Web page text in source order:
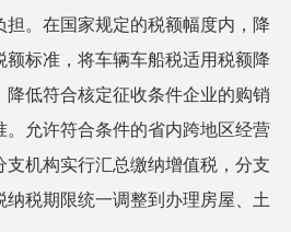
。在国家规定的税额幅度内，降
额标准，将车辆车船税适用税额降
降低符合核定征收条件企业的购销
。允许符合条件的省内跨地区经营
支机构实行汇总缴纳增值税，分支
税期限统一调整到办理房屋、土